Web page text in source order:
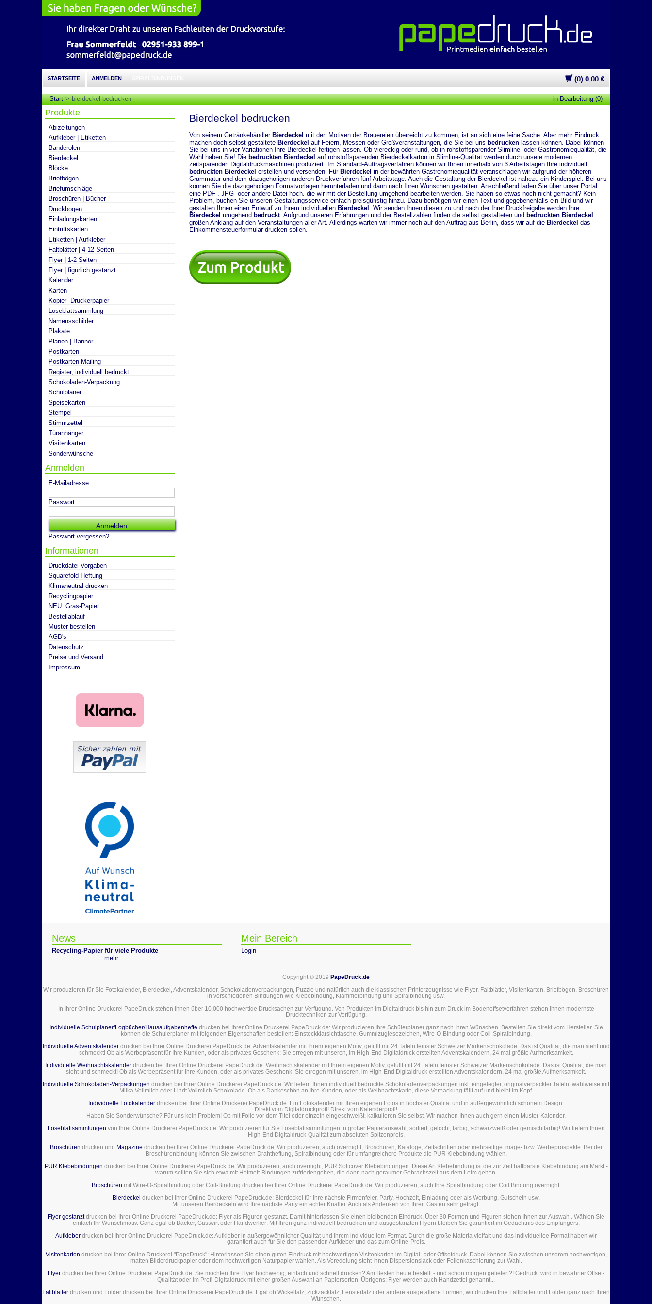
STARTSEITE ANMELDEN (0) 0,00 €
Start bierdeckel-bedrucken in Bearbeitung (0)
Bierdeckel bedrucken
Von seinem Getränkehändler Bierdeckel mit den Motiven der Brauereien überreicht zu kommen, ist an sich eine feine Sache. Aber mehr Eindruck
machen doch selbst gestaltete Bierdeckel auf Feiern, Messen oder Großveranstaltungen, die Sie bei uns bedruckenlassen können. Dabei können
Sie bei uns in vier Variationen Ihre Bierdeckel fertigen lassen. Ob viereckig oder rund, ob in rohstoffsparender Slimline- oder Gastronomiequalität, die
Wahl haben Sie! Die bedruckten Bierdeckel auf rohstoffsparenden Bierdeckelkarton in Slimline-Qualität werden durch unsere modernen
zeitsparenden Digitaldruckmaschinen produziert. Im Standard-Auftragsverfahren können wir Ihnen innerhalb von 3 Arbeitstagen Ihre individuell
bedruckten Bierdeckel erstellen und versenden. Für Bierdeckel in der bewährten Gastronomiequalität veranschlagen wir aufgrund der höheren
Grammatur und dem dazugehörigen anderen Druckverfahren fünf Arbeitstage. Auch die Gestaltung der Bierdeckel ist nahezu ein Kinderspiel. Bei uns
können Sie die dazugehörigen Formatvorlagen herunterladen und dann nach Ihren Wünschen gestalten. Anschließend laden Sie über unser Portal
eine PDF-, JPG- oder andere Datei hoch, die wir mit der Bestellung umgehend bearbeiten werden. Sie haben so etwas noch nicht gemacht? Kein
Problem, buchen Sie unseren Gestaltungsservice einfach preisgünstig hinzu. Dazu benötigen wir einen Text und gegebenenfalls ein Bild und wir
gestalten Ihnen einen Entwurf zu Ihrem individuellen Bierdeckel
. Wir senden Ihnen diesen zu und nach der Ihrer Druckfreigabe werden Ihre
Bierdeckel umgehend bedruckt. Aufgrund unseren Erfahrungen und der Bestellzahlen finden die selbst gestalteten und bedruckten Bierdeckel
großen Anklang auf den Veranstaltungen aller Art. Allerdings warten wir immer noch auf den Auftrag aus Berlin, dass wir auf die Bierdeckel das
Einkommensteuerformular drucken sollen.
Produkte
Abizeitungen
Aufkleber | Etiketten
Banderolen
Bierdeckel
Blöcke
Briefbögen
Briefumschläge
Broschüren | Bücher
Druckbogen
Einladungskarten
Eintrittskarten
Etiketten | Aufkleber
Faltblätter | 4-12 Seiten
Flyer | 1-2 Seiten
Flyer | figürlich gestanzt
Kalender
Karten
Kopier- Druckerpapier
Loseblattsammlung
Namensschilder
Plakate
Planen | Banner
Postkarten
Postkarten-Mailing
Register, individuell bedruckt
Schokoladen-Verpackung
Schulplaner
Speisekarten
Stempel
Stimmzettel
Türanhänger
Visitenkarten
Sonderwünsche
Anmelden
E-Mailadresse:
Passwort
Passwort vergessen?
Informationen
Druckdatei-Vorgaben
Squarefold Heftung
Klimaneutral drucken
Recyclingpapier
NEU: Gras-Papier
Bestellablauf
Muster bestellen
AGB's
Datenschutz
Preise und Versand
Impressum
News
Recycling-Papier für viele Produkte
mehr ...
Mein Bereich
Login
Copyright © 2019 PapeDruck.de
Wir produzieren für Sie Fotokalender, Bierdeckel, Adventskalender, Schokoladenverpackungen, Puzzle und natürlich auch die klassischen Printerzeugnisse wie Flyer, Faltblätter, Visitenkarten, Briefbögen, Broschüren
in verschiedenen Bindungen wie Klebebindung, Klammerbindung und Spiralbindung usw.
In Ihrer Online Druckerei PapeDruck stehen Ihnen über 10.000 hochwertige Drucksachen zur Verfügung. Von Produkten im Digitaldruck bis hin zum Druck im Bogenoffsetverfahren stehen Ihnen modernste
Drucktechniken zur Verfügung.
Individuelle Schulplaner/Logbücher/Hausaufgabenhefte drucken bei Ihrer Online Druckerei PapeDruck.de: Wir produzieren Ihre Schülerplaner ganz nach Ihren Wünschen. Bestellen Sie direkt vom Hersteller. Sie
können die Schülerplaner mit folgenden Eigenschaften bestellen: Einsteckklarsichttasche, Gummizuglesezeichen, Wire-O-Bindung oder Coil-Spiralbindung.
Individuelle Adventskalenderdrucken bei Ihrer Online Druckerei PapeDruck.de: Adventskalender mit Ihrem eigenen Motiv, gefüllt mit 24 Tafeln feinster Schweizer Markenschokolade. Das ist Qualität, die man sieht und
schmeckt! Ob als Werbepräsent für Ihre Kunden, oder als privates Geschenk: Sie erregen mit unseren, im High-End Digitaldruck erstellten Adventskalendern, 24 mal größte Aufmerksamkeit.
Individuelle Weihnachtskalender drucken bei Ihrer Online Druckerei PapeDruck.de: Weihnachtskalender mit Ihrem eigenen Motiv, gefüllt mit 24 Tafeln feinster Schweizer Markenschokolade. Das ist Qualität, die man
sieht und schmeckt! Ob als Werbepräsent für Ihre Kunden, oder als privates Geschenk: Sie erregen mit unseren, im High-End Digitaldruck erstellten Adventskalendern, 24 mal größte Aufmerksamkeit.
Individuelle Schokoladen-Verpackungen drucken bei Ihrer Online Druckerei PapeDruck.de: Wir liefern Ihnen individuell bedruckte Schokoladenverpackungen inkl. eingelegter, originalverpackter Tafeln, wahlweise mit
Milka Vollmilch oder Lindt Vollmilch Schokolade. Ob als Dankeschön an Ihre Kunden, oder als Weihnachtskarte, diese Verpackung fällt auf und bleibt im Kopf.
Individuelle Fotokalender drucken bei Ihrer Online Druckerei PapeDruck.de: Ein Fotokalender mit Ihren eigenen Fotos in höchster Qualität und in außergewöhnlich schönem Design.
Direkt vom Digitaldruckprofi! Direkt vom Kalenderprofi!
Haben Sie Sonderwünsche? Für uns kein Problem! Ob mit Folie vor dem Titel oder einzeln eingeschweißt, kalkulieren Sie selbst. Wir machen Ihnen auch gern einen Muster-Kalender.
Loseblattsammlungen von Ihrer Online Druckerei PapeDruck.de: Wir produzieren für Sie Loseblattsammlungen in großer Papierauswahl, sortiert, gelocht, farbig, schwarzweiß oder gemischtfarbig! Wir liefern Ihnen
High-End Digitaldruck-Qualität zum absoluten Spitzenpreis.
Broschüren drucken und Magazine drucken bei Ihrer Online Druckerei PapeDruck.de: Wir produzieren, auch overnight, Broschüren, Kataloge, Zeitschriften oder mehrseitige Image- bzw. Werbeprospekte. Bei der
Broschürenbindung können Sie zwischen Drahtheftung, Spiralbindung oder für umfangreichere Produkte die PUR Klebebindung wählen.
PUR Klebebindungen drucken bei Ihrer Online Druckerei PapeDruck.de: Wir produzieren, auch overnight, PUR Softcover Klebebindungen. Diese Art Klebebindung ist die zur Zeit haltbarste Klebebindung am Markt -
warum sollten Sie sich etwa mit Hotmelt-Bindungen zufriedengeben, die dann nach geraumer Gebrachszeit aus dem Leim gehen.
Broschüren mit Wire-O-Spiralbindung oder Coil-Bindung drucken bei Ihrer Online Druckerei PapeDruck.de: Wir produzieren, auch Ihre Spiralbindung oder Coil Bindung overnight.
Bierdeckel drucken bei Ihrer Online Druckerei PapeDruck.de: Bierdeckel für Ihre nächste Firmenfeier, Party, Hochzeit, Einladung oder als Werbung, Gutschein usw.
Mit unseren Bierdeckeln wird Ihre nächste Party ein echter Knaller. Auch als Andenken von Ihren Gästen sehr gefragt.
Flyer gestanztdrucken bei Ihrer Online Druckerei PapeDruck.de: Flyer als Figuren gestanzt. Damit hinterlassen Sie einen bleibenden Eindruck. Über 30 Formen und Figuren stehen Ihnen zur Auswahl. Wählen Sie
einfach Ihr Wunschmotiv. Ganz egal ob Bäcker, Gastwirt oder Handwerker: Mit Ihren ganz individuell bedruckten und ausgestanzten Flyern bleiben Sie garantiert im Gedächtnis des Empfängers.
Aufkleber drucken bei Ihrer Online Druckerei PapeDruck.de: Aufkleber in außergewöhnlicher Qualität und Ihrem individuellem Format. Durch die große Materialvielfalt und das individuellee Format haben wir
garantiert auch für Sie den passenden Aufkleber und das zum Online-Preis.
Visitenkarten drucken bei Ihrer Online Druckerei "PapeDruck": Hinterlassen Sie einen guten Eindruck mit hochwertigen Visitenkarten im Digital- oder Offsetdruck. Dabei können Sie zwischen unserem hochwertigen,
matten Bilderdruckpapier oder dem hochwertigen Naturpapier wählen. Als Veredelung steht Ihnen Dispersionslack oder Folienkaschierung zur Wahl.
Flyer drucken bei Ihrer Online Druckerei PapeDruck.de: Sie möchten Ihre Flyer hochwertig, einfach und schnell drucken? Am Besten heute bestellt - und schon morgen geliefert?! Gedruckt wird in bewährter Offset-
Qualität oder im Profi-Digitaldruck mit einer großen Auswahl an Papiersorten. Übrigens: Flyer werden auch Handzettel genannt...
Faltblätter drucken und Folder drucken bei Ihrer Online Druckerei PapeDruck.de: Egal ob Wickelfalz, Zickzackfalz, Fensterfalz oder andere ausgefallene Formen, wir drucken Ihre Faltblätter und Folder ganz nach Ihren
Wünschen.